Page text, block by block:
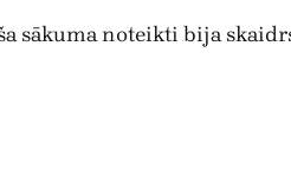
sākuma noteikti bija